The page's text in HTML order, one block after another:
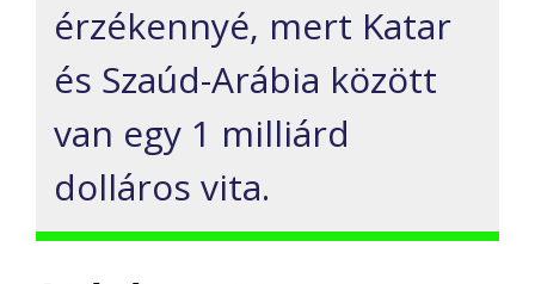
érzékennyé, mert Katar
és Szaúd-Arábia között
van egy 1 milliárd
dolláros vita.